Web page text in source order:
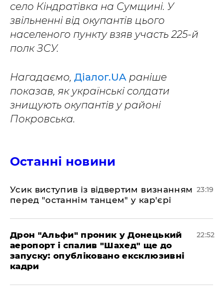
село Кіндратівка на Сумщині. У
звільненні від окупантів цього
населеного пункту взяв участь 225-й
полк ЗСУ.
Нагадаємо, Діалог.UA раніше
показав, як українські солдати
знищують окупантів у районі
Покровська.
Останні новини
​Усик виступив із відвертим визнанням
перед "останнім танцем" у кар'єрі
23:19
​Дрон "Альфи" проник у Донецький
аеропорт і спалив "Шахед" ще до
запуску: опубліковано ексклюзивні
кадри
22:52